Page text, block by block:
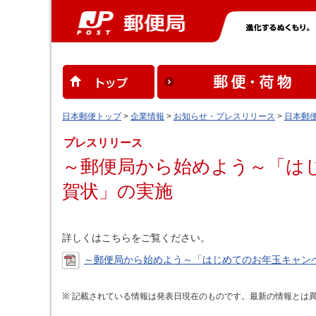
日本郵便トップ> 企業情報 > お知らせ・プレスリリース > 日本郵
プレスリリース
～郵便局から始めよう～「
賀状」の実施
詳しくはこちらをご覧ください。
～郵便局から始めよう～「はじめてのお年玉キャ
記載されている情報は発表日現在のものです。最新の情報とは